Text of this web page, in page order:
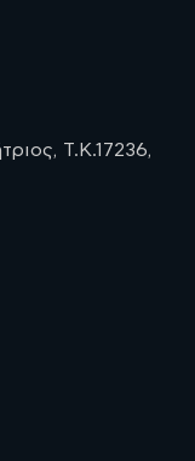
Τ.Κ.17236,